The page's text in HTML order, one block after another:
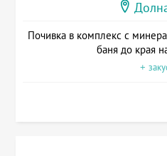
Почивка в комплекс с
баня до края
+